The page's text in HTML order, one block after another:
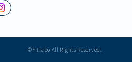
©Fitlabo All Rights Reserved.